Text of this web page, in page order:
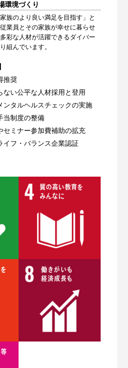
環境づくり
族のより良い満足を目指す」と
業員とその家族が幸せに暮らせ
彩な人材が活躍できるダイバー
組んでいます。
推奨
ない公平な人材採用と登用
ンタルヘルスチェックの実施
当制度の整備
セミナー参加費補助の拡充
イフ・バランス企業認証